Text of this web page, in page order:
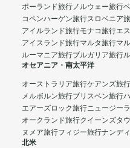
ポーランド旅行ノルウェー旅行
コペンハーゲン旅行スロベニア
アイルランド旅行モナコ旅行エ
アイスランド旅行マルタ旅行マ
ルーマニア旅行ブルガリア旅行
オセアニア・南太平洋
オーストラリア旅行ケアンズ旅行
メルボルン旅行ブリスベン旅行
エアーズロック旅行ニュージー
オークランド旅行クイーンズタ
ヌメア旅行フィジー旅行ナンデ
北米